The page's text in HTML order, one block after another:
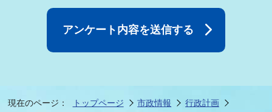
現在のページ： トップページ 市政情報
行政計画